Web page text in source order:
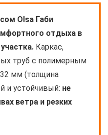
Olsa Габи
отдыха в
Каркас,
труб с полимерным
мм (толщина
и устойчивый: не
ветра и резких